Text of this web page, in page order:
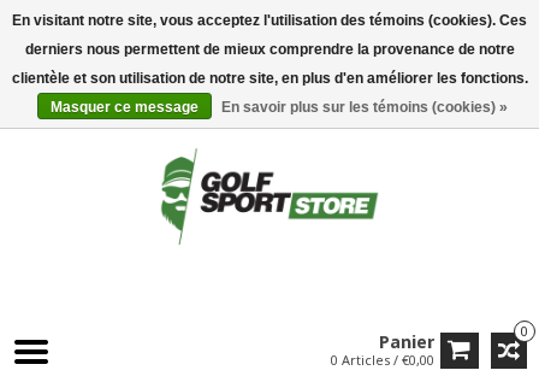
0
Panier
0 Articles / €0,00
En visitant notre site, vous acceptez l'utilisation des témoins (cookies). Ces
derniers nous permettent de mieux comprendre la provenance de notre
clientèle et son utilisation de notre site, en plus d'en améliorer les fonctions.
Masquer ce message
En savoir plus sur les témoins (cookies) »